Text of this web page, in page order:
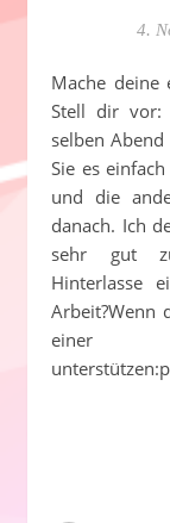
4.
Mache deine eigene Halskette aus Acryl und Harz.
Stell dir vor:
selben
Sie es
und die
danach. Ich
sehr gut
Hinterlasse
Arbeit?Wenn
einer